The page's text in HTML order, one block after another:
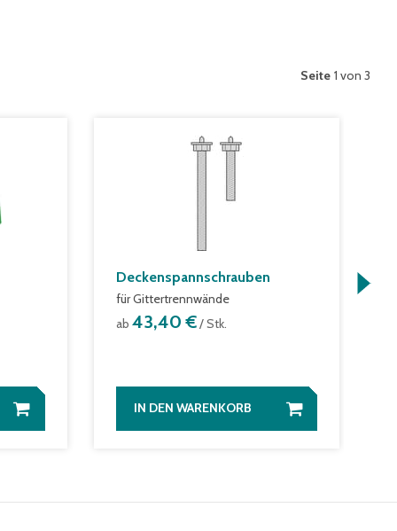
Seite 1 von 3
Deckenspannschrauben
für Gittertrennwände
ab 43,40 €/ Stk.
IN DEN WARENKORB